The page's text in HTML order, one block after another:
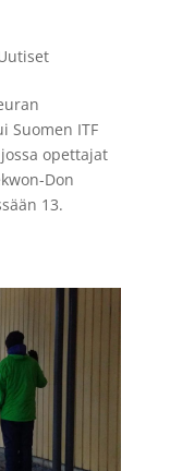
Suomen ITF
opettajat
Don
13.